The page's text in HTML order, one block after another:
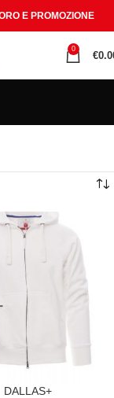
E PROMOZIONE
0
€
DALLAS+